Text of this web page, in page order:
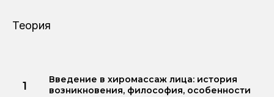
Теория
Введение в хиромассаж лица: история
возникновения, философия, особенности